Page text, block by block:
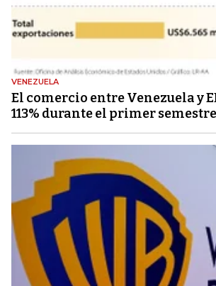
VENEZUELA
El comercio entre Venezuela y
113% durante el primer